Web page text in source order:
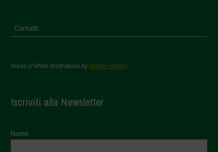
Contatti
Areas of Work Illustrations byMarion Bessol
Iscriviti alla Newsletter
Nome